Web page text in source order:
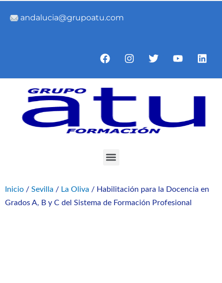
andalucia@grupoatu.com
F
a
k
I
n
g
a
m
T
w
Y
o
L
i
Menu
Inicio / Sevilla / La Oliva / Habilitación para la Docencia en
Grados A, B y C del Sistema de Formación Profesional